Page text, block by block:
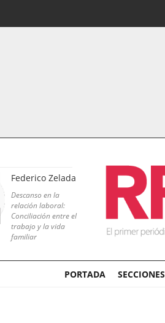
Federico Zelada
Descanso en la
relación laboral:
Conciliación entre el
trabajo y la vida
familiar
PORTADA SECCIONES